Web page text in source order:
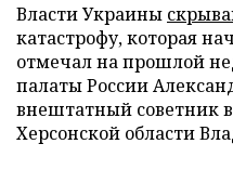
Власти Украины
катастрофу, которая
отмечал на прошлой
палаты России
внештатный советник
Херсонской области